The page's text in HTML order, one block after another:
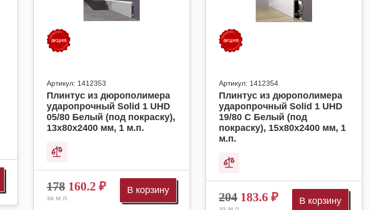
Артикул: 1412353
Плинтус из дюрополимера
ударопрочный Solid 1 UHD
05/80 Белый (под покраску),
13х80х2400 мм, 1 м.п.
178 160.2 ₽
за м.п.
В корзину
Артикул: 1412354
Плинтус из дюрополимера
ударопрочный Solid 1 UHD
19/80 C Белый (под
покраску), 15х80х2400 мм, 1
м.п.
204 183.6 ₽ В корзину